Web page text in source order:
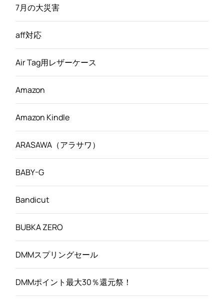
7月の大災害
aff対応
Air Tag用レザーケース
Amazon
Amazon Kindle
ARASAWA（アラサワ）
BABY-G
Bandicut
BUBKA ZERO
DMMスプリングセール
DMMポイント最大30％還元祭！